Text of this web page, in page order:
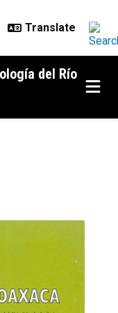
del Río